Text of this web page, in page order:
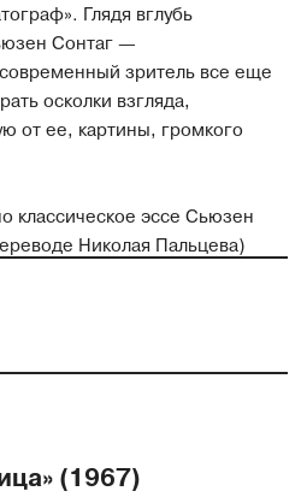
Глядя вглубь
Сонтаг —
зритель все еще
осколки взгляда,
от ее, картины, громкого
классическое эссе Сьюзен
Николая Пальцева)
(1967)